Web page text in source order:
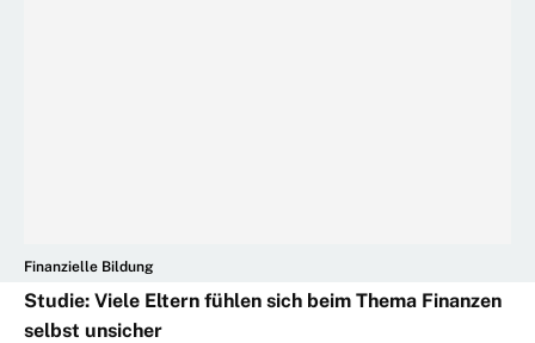
Finanzielle Bildung
Studie: Viele Eltern fühlen sich beim Thema Finanzen
selbst unsicher